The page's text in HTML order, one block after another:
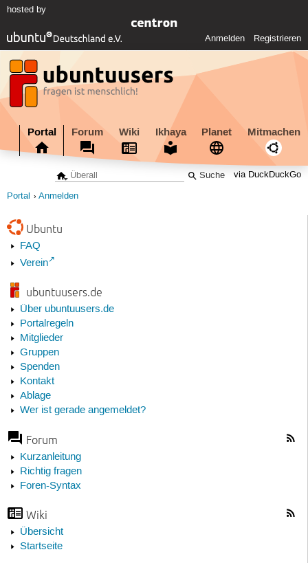
hosted by
Anmelden Registrieren
Portal Forum Wiki Ikhaya Planet Mitmachen
via DuckDuckGo
Portal Anmelden
Ubuntu
FAQ
Verein
ubuntuusers.de
Über ubuntuusers.de
Portalregeln
Mitglieder
Gruppen
Spenden
Kontakt
Ablage
Wer ist gerade angemeldet?
Forum
Kurzanleitung
Richtig fragen
Foren-Syntax
Wiki
Übersicht
Startseite